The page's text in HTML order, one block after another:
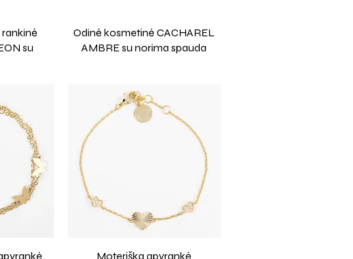
su
Odinė kosmetinė CACHAREL
AMBRE su norima spauda
Moteriška apyrankė